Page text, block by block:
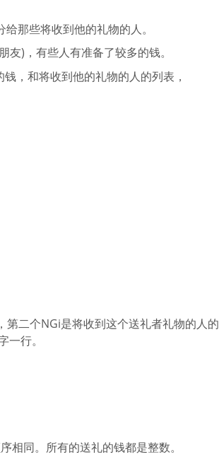
那些将收到他的礼物的人。
)，有些人有准备了较多的钱。
，和将收到他的礼物的人的列表，
二个NGi是将收到这个送礼者礼物的人的
行。
相同。所有的送礼的钱都是整数。